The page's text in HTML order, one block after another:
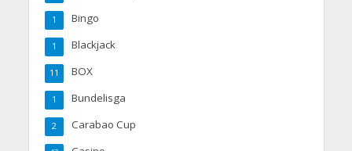
Bingo
1
Blackjack
1
BOX
11
Bundelisga
1
Carabao Cup
2